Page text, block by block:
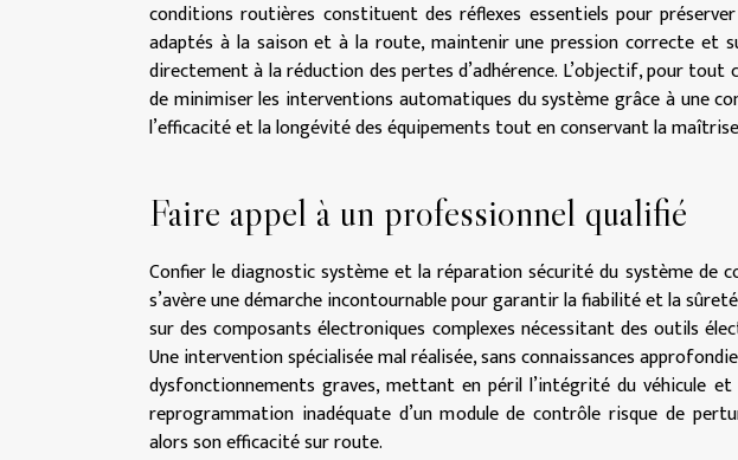
conditions routières constituent des réflexes essentiels pour
adaptés à la saison et à la route, maintenir une pression correcte et
directement à la réduction des pertes d’adhérence. L’objectif, pour
de minimiser les interventions automatiques du système grâce à une
l’efficacité et la longévité des équipements tout en conservant la
Faire appel à un professionnel qualifié
Confier le diagnostic système et la réparation sécurité du système de
s’avère une démarche incontournable pour garantir la fiabilité et la
sur des composants électroniques complexes nécessitant des outils
Une intervention spécialisée mal réalisée, sans connaissances
dysfonctionnements graves, mettant en péril l’intégrité du véhicule
reprogrammation inadéquate d’un module de contrôle risque de
alors son efficacité sur route.